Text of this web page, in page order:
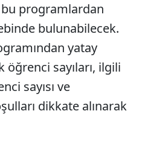
programlardan
bulunabilecek.
yatay
sayıları, ilgili
sayısı ve
dikkate alınarak